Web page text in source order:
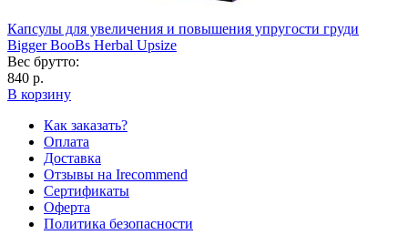
Капсулы для увеличения и повышения упругости груди
Bigger BooBs Herbal Upsize
Вес брутто:
840 р.
В корзину
Как заказать?
Оплата
Доставка
Отзывы на Irecommend
Сертификаты
Оферта
Политика безопасности